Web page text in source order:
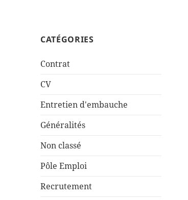
CATÉGORIES
Contrat
CV
Entretien d'embauche
Généralités
Non classé
Pôle Emploi
Recrutement